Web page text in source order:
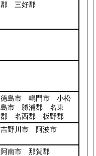
郡 三好郡
徳島市 鳴門市 小松
島市 勝浦郡 名東
郡 名西郡 板野郡
吉野川市 阿波市
阿南市 那賀郡